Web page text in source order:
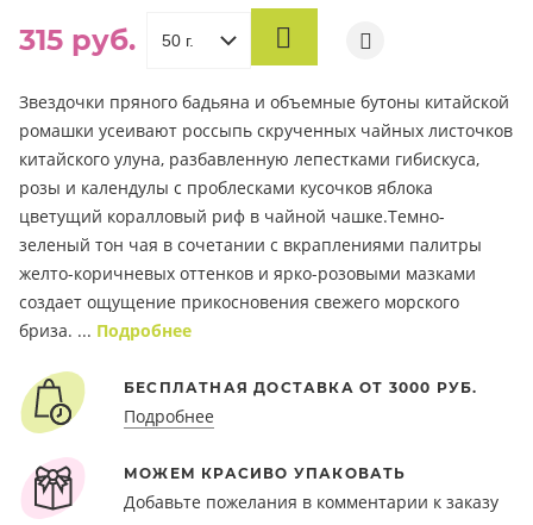
315 руб.
Звездочки пряного бадьяна и объемные бутоны китайской
ромашки усеивают россыпь скрученных чайных листочков
китайского улуна, разбавленную лепестками гибискуса,
розы и календулы с проблесками кусочков яблока
цветущий коралловый риф в чайной чашке.Темно-
зеленый тон чая в сочетании с вкраплениями палитры
желто-коричневых оттенков и ярко-розовыми мазками
создает ощущение прикосновения свежего морского
бриза. ... Подробнее
БЕСПЛАТНАЯ ДОСТАВКА ОТ 3000 РУБ.
Подробнее
МОЖЕМ КРАСИВО УПАКОВАТЬ
Добавьте пожелания в комментарии к заказу